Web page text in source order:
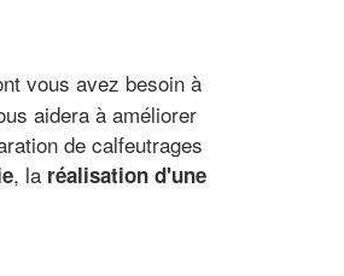
vous avez besoin à
aidera à améliorer
de calfeutrages
, la réalisation d'une